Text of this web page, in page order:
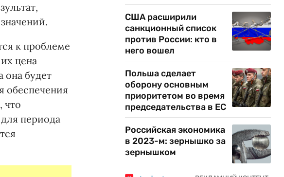
к проблеме
цена
она будет
обеспечения
что
периода
США расширили
санкционный список
против России: кто в
него вошел
Польша сделает
оборону основным
приоритетом во время
председательства в ЕС
Российская экономика
в 2023-м: зернышко за
зернышком